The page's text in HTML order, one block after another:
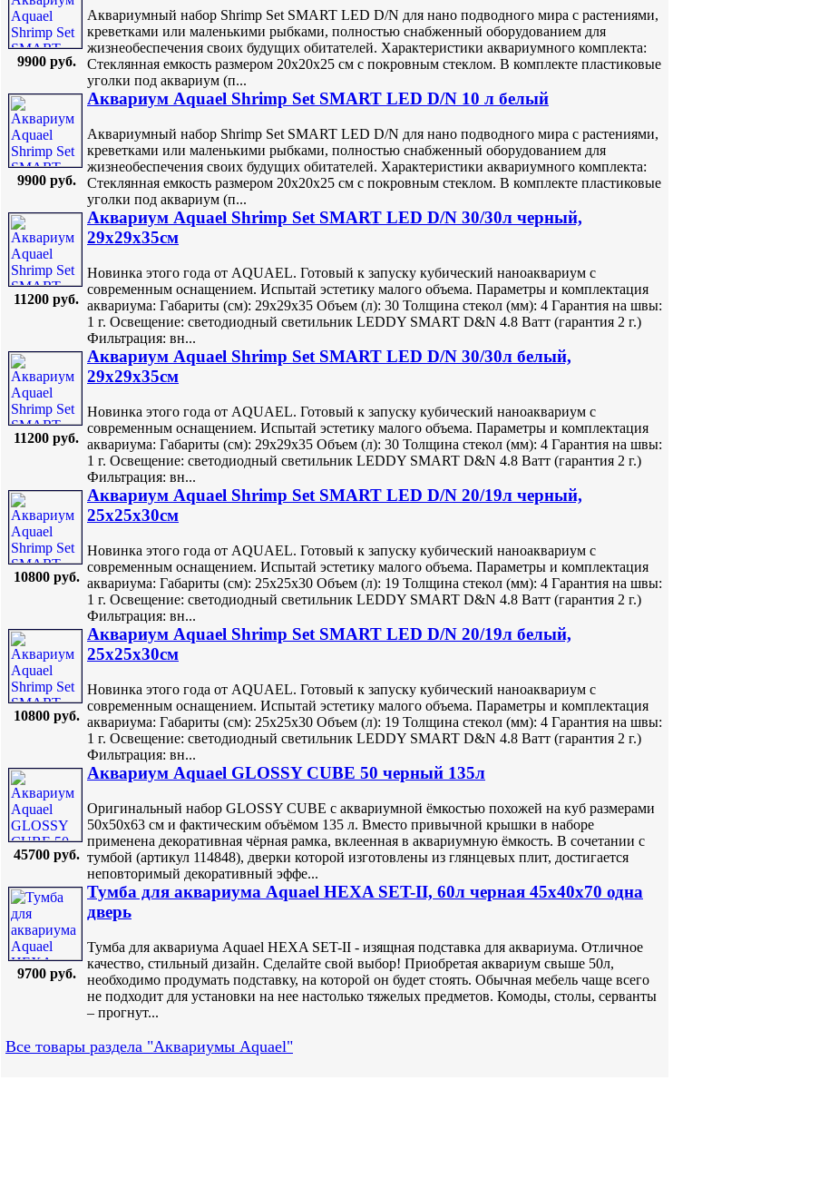
9900 руб.
Аквариумный набор Shrimp Set SMART LED D/N для нано подводного мира с растениями,
креветками или маленькими рыбками, полностью снабженный оборудованием для
жизнеобеспечения своих будущих обитателей. Характеристики аквариумного комплекта:
Стеклянная емкость размером 20х20х25 см с покровным стеклом. В комплекте пластиковые
уголки под аквариум (п...
9900 руб.
Аквариум Aquael Shrimp Set SMART LED D/N 10 л белый
Аквариумный набор Shrimp Set SMART LED D/N для нано подводного мира с растениями,
креветками или маленькими рыбками, полностью снабженный оборудованием для
жизнеобеспечения своих будущих обитателей. Характеристики аквариумного комплекта:
Стеклянная емкость размером 20х20х25 см с покровным стеклом. В комплекте пластиковые
уголки под аквариум (п...
11200 руб.
Аквариум Aquael Shrimp Set SMART LED D/N 30/30л черный,
29х29х35см
Новинка этого года от AQUAEL. Готовый к запуску кубический наноаквариум с
современным оснащением. Испытай эстетику малого объема. Параметры и комплектация
аквариума: Габариты (см): 29х29х35 Объем (л): 30 Толщина стекол (мм): 4 Гарантия на швы:
1 г. Освещение: светодиодный светильник LEDDY SMART D&N 4.8 Ватт (гарантия 2 г.)
Фильтрация: вн...
11200 руб.
Аквариум Aquael Shrimp Set SMART LED D/N 30/30л белый,
29х29х35см
Новинка этого года от AQUAEL. Готовый к запуску кубический наноаквариум с
современным оснащением. Испытай эстетику малого объема. Параметры и комплектация
аквариума: Габариты (см): 29х29х35 Объем (л): 30 Толщина стекол (мм): 4 Гарантия на швы:
1 г. Освещение: светодиодный светильник LEDDY SMART D&N 4.8 Ватт (гарантия 2 г.)
Фильтрация: вн...
10800 руб.
Аквариум Aquael Shrimp Set SMART LED D/N 20/19л черный,
25х25х30см
Новинка этого года от AQUAEL. Готовый к запуску кубический наноаквариум с
современным оснащением. Испытай эстетику малого объема. Параметры и комплектация
аквариума: Габариты (см): 25х25х30 Объем (л): 19 Толщина стекол (мм): 4 Гарантия на швы:
1 г. Освещение: светодиодный светильник LEDDY SMART D&N 4.8 Ватт (гарантия 2 г.)
Фильтрация: вн...
10800 руб.
Аквариум Aquael Shrimp Set SMART LED D/N 20/19л белый,
25х25х30см
Новинка этого года от AQUAEL. Готовый к запуску кубический наноаквариум с
современным оснащением. Испытай эстетику малого объема. Параметры и комплектация
аквариума: Габариты (см): 25х25х30 Объем (л): 19 Толщина стекол (мм): 4 Гарантия на швы:
1 г. Освещение: светодиодный светильник LEDDY SMART D&N 4.8 Ватт (гарантия 2 г.)
Фильтрация: вн...
45700 руб.
Аквариум Aquael GLOSSY CUBE 50 черный 135л
Оригинальный набор GLOSSY CUBE с аквариумной ёмкостью похожей на куб размерами
50x50x63 см и фактическим объёмом 135 л. Вместо привычной крышки в наборе
применена декоративная чёрная рамка, вклеенная в аквариумную ёмкость. В сочетании с
тумбой (артикул 114848), дверки которой изготовлены из глянцевых плит, достигается
неповторимый декоративный эффе...
9700 руб.
Тумба для аквариума Aquael HEXA SET-II, 60л черная 45х40х70 одна
дверь
Тумба для аквариума Aquael HEXA SET-II - изящная подставка для аквариума. Отличное
качество, стильный дизайн. Сделайте свой выбор! Приобретая аквариум свыше 50л,
необходимо продумать подставку, на которой он будет стоять. Обычная мебель чаще всего
не подходит для установки на нее настолько тяжелых предметов. Комоды, столы, серванты
– прогнут...
Все товары раздела "Аквариумы Aquael"